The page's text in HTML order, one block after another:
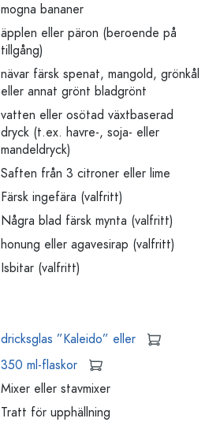
mogna bananer
äpplen eller päron (beroende på
tillgång)
nävar färsk spenat, mangold, grönkål
eller annat grönt bladgrönt
vatten eller osötad växtbaserad
dryck (t.ex. havre-, soja- eller
mandeldryck)
Saften från 3 citroner eller lime
Färsk ingefära (valfritt)
Några blad färsk mynta (valfritt)
honung eller agavesirap (valfritt)
Isbitar (valfritt)
dricksglas ”Kaleido” eller
350 ml-flaskor
Mixer eller stavmixer
Tratt för upphällning